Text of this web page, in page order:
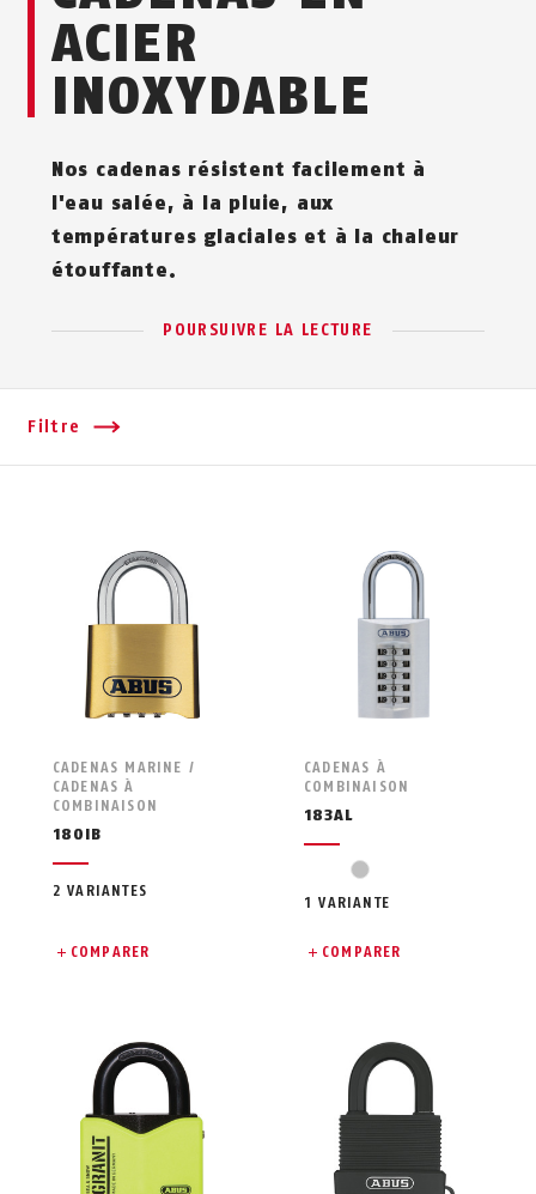
ACIER
INOXYDABLE
Nos cadenas résistent facilement à
l'eau salée, à la pluie, aux
températures glaciales et à la chaleur
étouffante.
POURSUIVRE LA LECTURE
Filtre
CADENAS MARINE /
CADENAS À
COMBINAISON
180IB
2 VARIANTES
COMPARER
CADENAS À
COMBINAISON
183AL
silver
1 VARIANTE
COMPARER